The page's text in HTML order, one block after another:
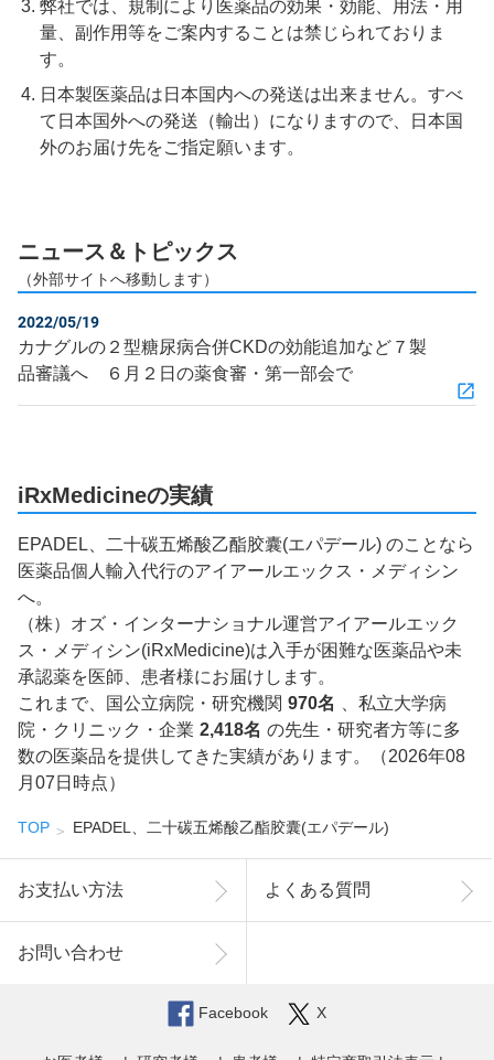
弊社では、規制により医薬品の効果・効能、用法・用
量、副作用等をご案内することは禁じられておりま
す。
日本製医薬品は日本国内への発送は出来ません。すべ
て日本国外への発送（輸出）になりますので、日本国
外のお届け先をご指定願います。
ニュース＆トピックス
（外部サイトへ移動します）
2022/05/19
カナグルの２型糖尿病合併CKDの効能追加など７製
品審議へ ６月２日の薬食審・第一部会で
iRxMedicineの実績
EPADEL、二十碳五烯酸乙酯胶囊(エパデール) のことなら
医薬品個人輸入代行のアイアールエックス・メディシン
へ。
（株）オズ・インターナショナル運営アイアールエック
ス・メディシン(iRxMedicine)は入手が困難な医薬品や未
承認薬を医師、患者様にお届けします。
これまで、国公立病院・研究機関 970名
、私立大学病
院・クリニック・企業 2,418名 の先生・研究者方等に多
数の医薬品を提供してきた実績があります。（2026年08
月07日時点）
TOP EPADEL、二十碳五烯酸乙酯胶囊(エパデール)
お支払い方法 よくある質問
お問い合わせ
Facebook X